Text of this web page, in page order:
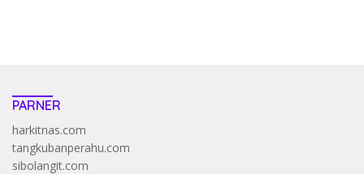
PARNER
harkitnas.com
tangkubanperahu.com
sibolangit.com